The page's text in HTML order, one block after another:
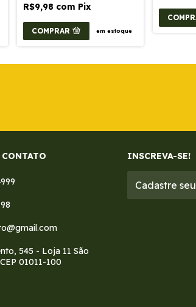
R$9,98 com Pix
COMPRAR em estoque
CONTATO
545 - Loja 11 São
01011-100
INSCREVA-SE!